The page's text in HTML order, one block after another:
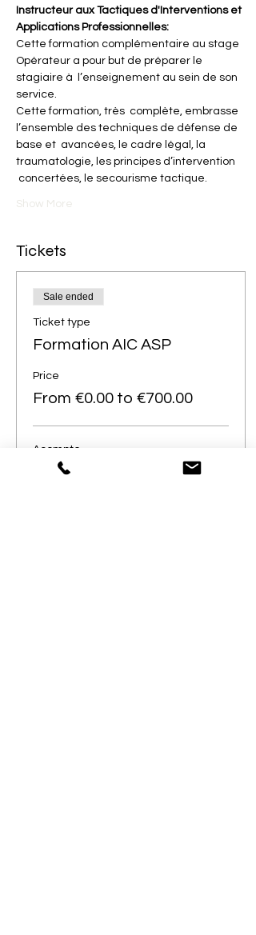
Instructeur aux Tactiques d'Interventions et
Applications Professionnelles:
Cette formation complémentaire au stage
Opérateur a pour but de préparer le
stagiaire à  l’enseignement au sein de son
service.
Cette formation, très  complète, embrasse
l’ensemble des techniques de défense de
base et  avancées, le cadre légal, la
traumatologie, les principes d’intervention
concertées, le secourisme tactique.
Show More
Tickets
Sale ended
Ticket type
Formation AIC ASP
Price
From €0.00 to €700.00
Acompte
€350.00